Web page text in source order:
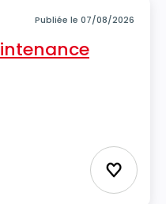
Publiée le 07/08/2026
Ajouter